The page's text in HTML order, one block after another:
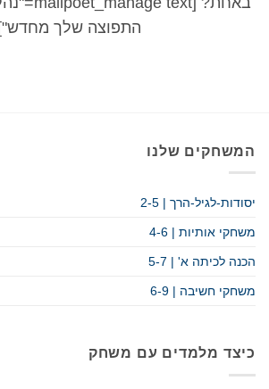
התפוצה שלך
המשחקים שלנו
יסודות-לגיל-הרך | 2-5
משחקי אותיות | 4-6
הכנה לכיתה א' | 5-7
משחקי חשיבה | 6-9
כיצד מלמדים עם משחק